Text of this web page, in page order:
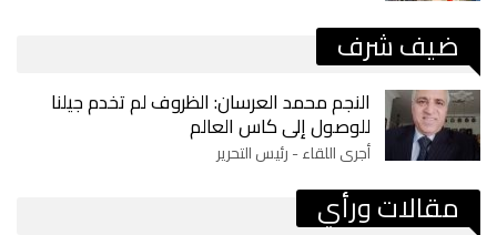
ضيف شرف
النجم محمد العرسان: الظروف لم تخدم جيلنا
للوصول إلى كاس العالم
أجرى اللقاء - رئيس التحرير
مقالات ورأي